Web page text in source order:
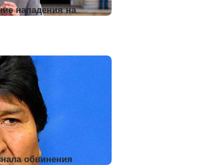
нападения на
обвинения